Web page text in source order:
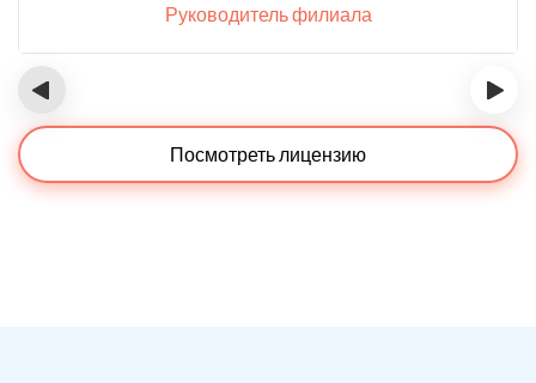
Руководитель филиала
‹ ›
Посмотреть лицензию